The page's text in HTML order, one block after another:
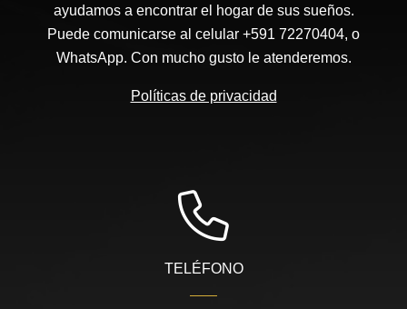
ayudamos a encontrar el hogar de sus sueños.
Puede comunicarse al celular +591 72270404, o
WhatsApp. Con mucho gusto le atenderemos.
Políticas de privacidad
TELÉFONO